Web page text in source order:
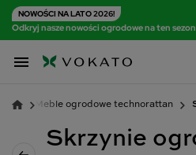
NOWOŚCI NA LATO 2026!
Odkryj nasze nowości ogrodowe na ten

Meble ogrodowe technorattan
Skrzynie